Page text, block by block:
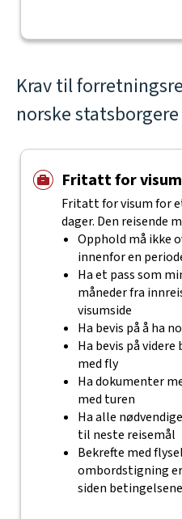
Krav til
norske statsborgere
Fritatt for visum
Fritatt for visum for
dager. Den reisende
Opphold må ikke
innenfor en
Ha et pass som
måneder fra
visumside
Ha bevis på å ha
Ha bevis på
med fly
Ha dokumenter
med turen
Ha alle
til neste reisemål
Bekrefte med
ombordstigning
siden